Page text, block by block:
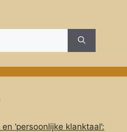
‘persoonlijke klanktaal’: